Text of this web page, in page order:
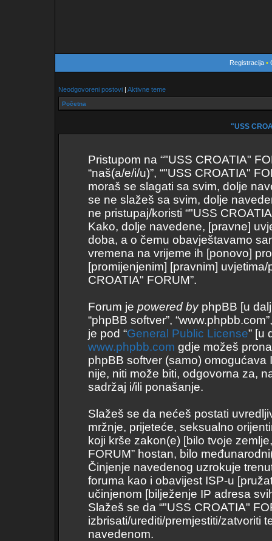
Registracija•
Neodgovoreni postovi | Aktivne teme
Početna
"USS
Pristupom na “"USS CROATIA"
“naš(a/e/i/u)”, “"USS CROATIA"
moraš se slagati sa svim, dolje
se ne slažeš sa svim, dolje
ne pristupaj/koristi “"USS
Kako, dolje navedene, [pravne]
doba, a o čemu obavještavamo
vremena na vrijeme ih [ponovo]
[promijenjenim] [pravnim]
CROATIA" FORUM”.
Forum je powered byphpBB [u
“phpBB softver”,
je pod “General Public License” [u
www.phpbb.com gdje možeš
phpBB softver (samo)
nije, niti može biti, odgovorna za,
sadržaj i/ili ponašanje.
Slažeš se da nećeš postati
mržnje, prijeteće, seksualno
koji krše zakon(e) [bilo tvoje
FORUM” hostan, bilo
Činjenje navedenog uzrokuje
foruma kao i obavijest ISP-u
učinjenom [bilježenje IP adresa
Slažeš se da “"USS CROATIA"
izbrisati/urediti/premjestiti/zatvoriti
navedenom.